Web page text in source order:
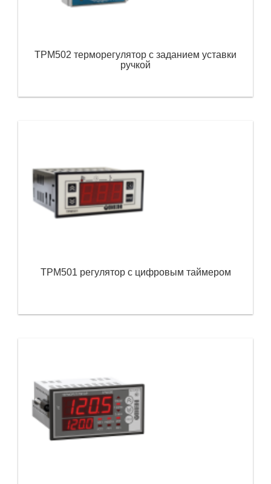
ТРМ502 терморегулятор с заданием уставки
ручкой
ТРМ501 регулятор с цифровым таймером